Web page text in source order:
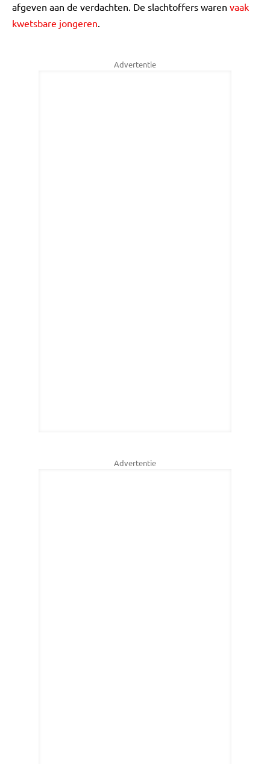
afgeven aan de verdachten. De slachtoffers waren vaak
kwetsbare jongeren.
Advertentie
Advertentie